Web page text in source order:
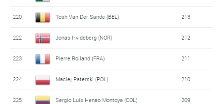
220 Tosh Van Der Sande (BEL) 213
222 Jonas Hvideberg (NOR) 212
223 Pierre Rolland (FRA) 211
224 Maciej Paterski (POL) 210
225 Sergio Luis Henao Montoya (COL) 209